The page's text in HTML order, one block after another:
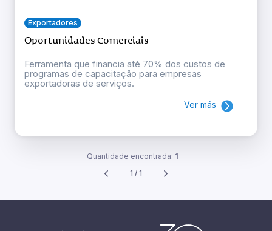
Exportadores
Oportunidades Comerciais
Ferramenta que financia até 70% dos custos de
programas de capacitação para empresas
exportadoras de serviços.
Ver más
Quantidade encontrada: 1
1 / 1